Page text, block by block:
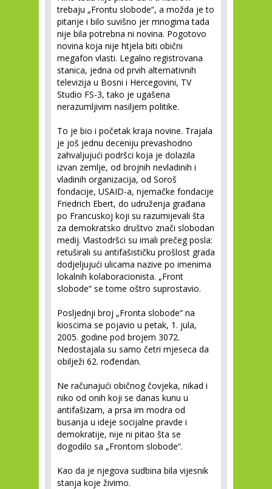
trebaju „Frontu slobode“, a možda je to
pitanje i bilo suvišno jer mnogima tada
nije bila potrebna ni novina. Pogotovo
novina koja nije htjela biti obični
megafon vlasti. Legalno registrovana
stanica, jedna od prvih alternativnih
televizija u Bosni i Hercegovini, TV
Studio FS-3, tako je ugašena
nerazumljivim nasiljem politike.
To je bio i početak kraja novine. Trajala
je još jednu deceniju prevashodno
zahvaljujući podršci koja je dolazila
izvan zemlje, od brojnih nevladinih i
vladinih organizacija, od Soroš
fondacije, USAID-a, njemačke fondacije
Friedrich Ebert, do udruženja građana
po Francuskoj koji su razumijevali šta
za demokratsko društvo znači slobodan
medij. Vlastodršci su imali prečeg posla:
retuširali su antifašističku prošlost grada
dodjeljujući ulicama nazive po imenima
lokalnih kolaboracionista. „Front
slobode“ se tome oštro suprostavio.
Posljednji broj „Fronta slobode“ na
kioscima se pojavio u petak, 1. jula,
2005. godine pod brojem 3072.
Nedostajala su samo četri mjeseca da
obilježi 62. rođendan.
Ne računajući običnog čovjeka, nikad i
niko od onih koji se danas kunu u
antifašizam, a prsa im modra od
busanja u ideje socijalne pravde i
demokratije, nije ni pitao šta se
dogodilo sa „Frontom slobode“.
Kao da je njegova sudbina bila vijesnik
stanja koje živimo.